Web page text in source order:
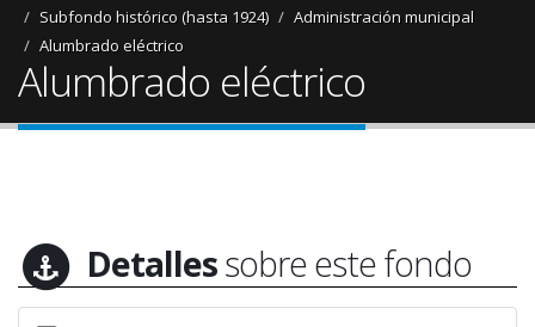
Subfondo histórico (hasta 1924)
Administración municipal
Alumbrado eléctrico
Alumbrado eléctrico
Detallessobre este fondo